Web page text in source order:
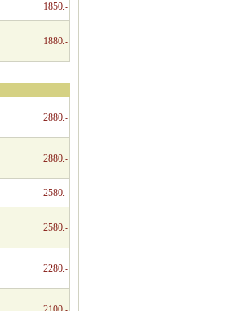
1850.-
1880.-
2880.-
2880.-
2580.-
2580.-
2280.-